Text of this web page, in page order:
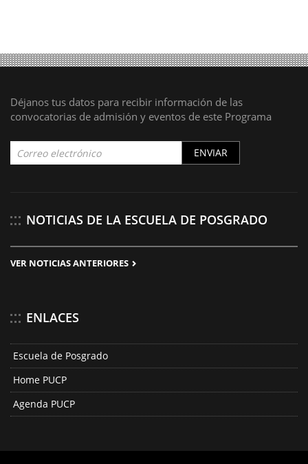
Déjanos tus datos para recibir información de las
convocatorias de admisión y eventos de este Programa
ENVIAR
NOTICIAS DE LA ESCUELA DE POSGRADO
VER NOTICIAS ANTERIORES
ENLACES
Escuela de Posgrado
Home PUCP
Agenda PUCP